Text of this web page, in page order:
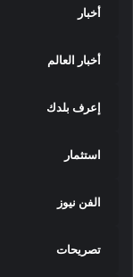
أخبار
أخبار العالم
إعرف بلدك
استثمار
الفن نيوز
تصريحات